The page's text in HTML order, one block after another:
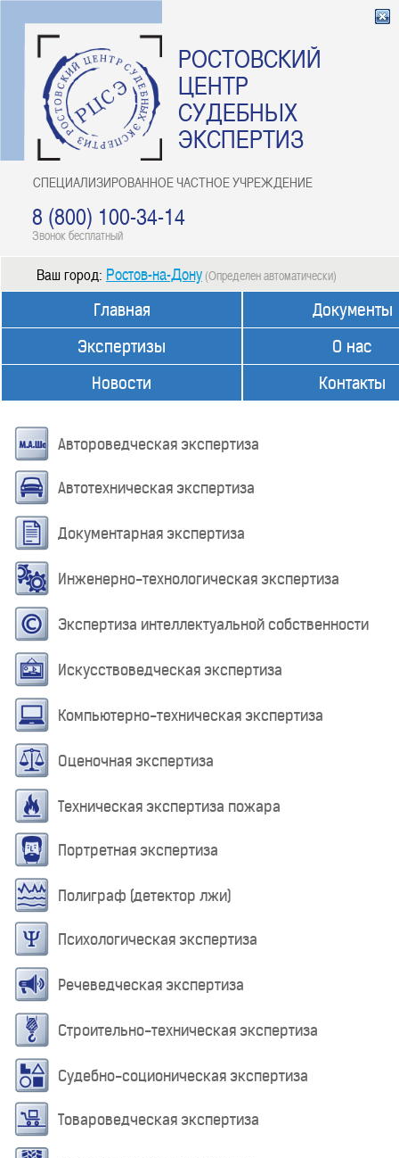
РОСТОВСКИЙ
ЦЕНТР
СУДЕБНЫХ
ЭКСПЕРТИЗ
СПЕЦИАЛИЗИРОВАННОЕ ЧАСТНОЕ УЧРЕЖДЕНИЕ
8 (800) 100-34-14
Звонок бесплатный
Ваш город: Ростов-на-Дону (Определен автоматически)
Главная
Экспертизы
Новости
Документы
О нас
Контакты
Автороведческая экспертиза
Автотехническая экспертиза
Документарная экспертиза
Инженерно-технологическая экспертиза
Экспертиза интеллектуальной собственности
Искусствоведческая экспертиза
Компьютерно-техническая экспертиза
Оценочная экспертиза
Техническая экспертиза пожара
Портретная экспертиза
Полиграф (детектор лжи)
Психологическая экспертиза
Речеведческая экспертиза
Строительно-техническая экспертиза
Судебно-соционическая экспертиза
Товароведческая экспертиза